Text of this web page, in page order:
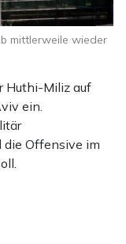
Huthi-Miliz auf
ein.
die Offensive im
mittlerweile wieder